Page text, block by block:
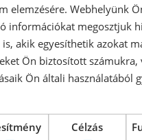
kiegészítő
elemzésére. Webhelyünk
információkat megosztjuk
akik egyesíthetik azokat
Ön biztosított számukra,
Ön általi használatából
Célzás